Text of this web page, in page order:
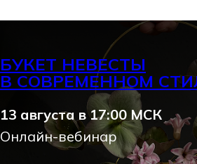
БУКЕТ НЕВЕСТЫ
В СОВРЕМЕННОМ
13 августа в 17:00 МСК
Онлайн-вебинар